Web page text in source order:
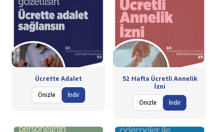
Ücrette Adalet
Önizle İndir
52 Hafta Ücretli Annelik
İzni
Önizle İndir